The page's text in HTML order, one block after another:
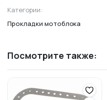
Категории:
Прокладки мотоблока
Посмотрите также: